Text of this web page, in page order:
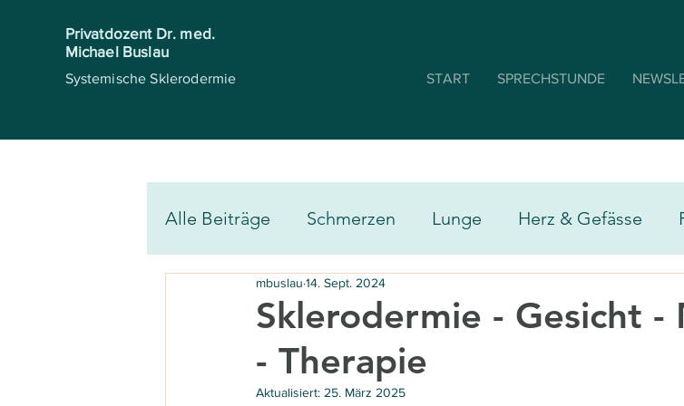
Privatdozent Dr. med.
Michael Buslau
Systemische Sklerodermie START SPRECHSTUNDE
Alle Beiträge Schmerzen Lunge Herz & Gefässe
Muskulatur Knochen & Gelenke
Physiotherapie & Massagen
Sklerodermie - Gesicht -
- Therapie
mbuslau 14. Sept. 2024
Aktualisiert: 25. März 2025